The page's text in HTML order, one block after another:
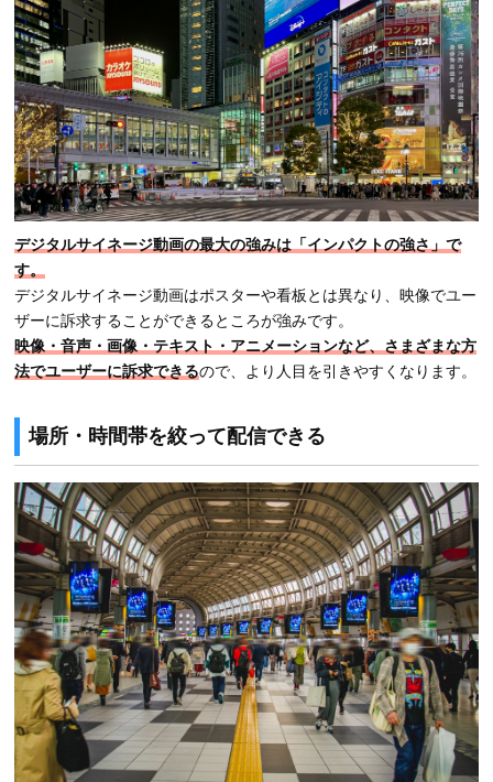
デジタルサイネージ動画の最大の強みは「インパクトの強さ」で
す。
デジタルサイネージ動画はポスターや看板とは異なり、映像でユー
ザーに訴求することができるところが強みです。
映像・音声・画像・テキスト・アニメーションなど、さまざまな方
法でユーザーに訴求できるので、より人目を引きやすくなります。
場所・時間帯を絞って配信できる